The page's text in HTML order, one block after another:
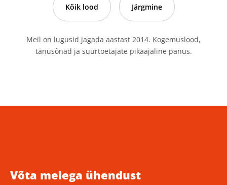
Kõik lood Järgmine
Meil on lugusid jagada aastast 2014. Kogemuslood,
tänusõnad ja suurtoetajate pikaajaline panus.
Võta meiega ühendust